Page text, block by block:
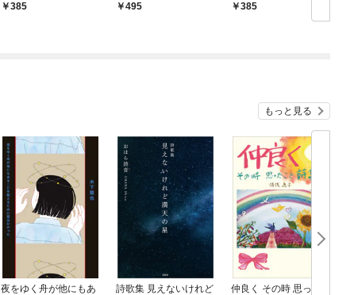
385
495
385
もっと見る
夜をゆく舟が他にもあ
詩歌集 見えないけれど
仲良く その時 思った